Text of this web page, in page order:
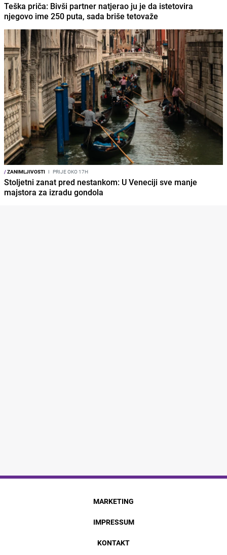
Teška priča: Bivši partner natjerao ju je da istetovira
njegovo ime 250 puta, sada briše tetovaže
/ZANIMLJIVOSTI I PRIJE OKO 17H
Stoljetni zanat pred nestankom: U Veneciji sve manje
majstora za izradu gondola
MARKETING
IMPRESSUM
KONTAKT